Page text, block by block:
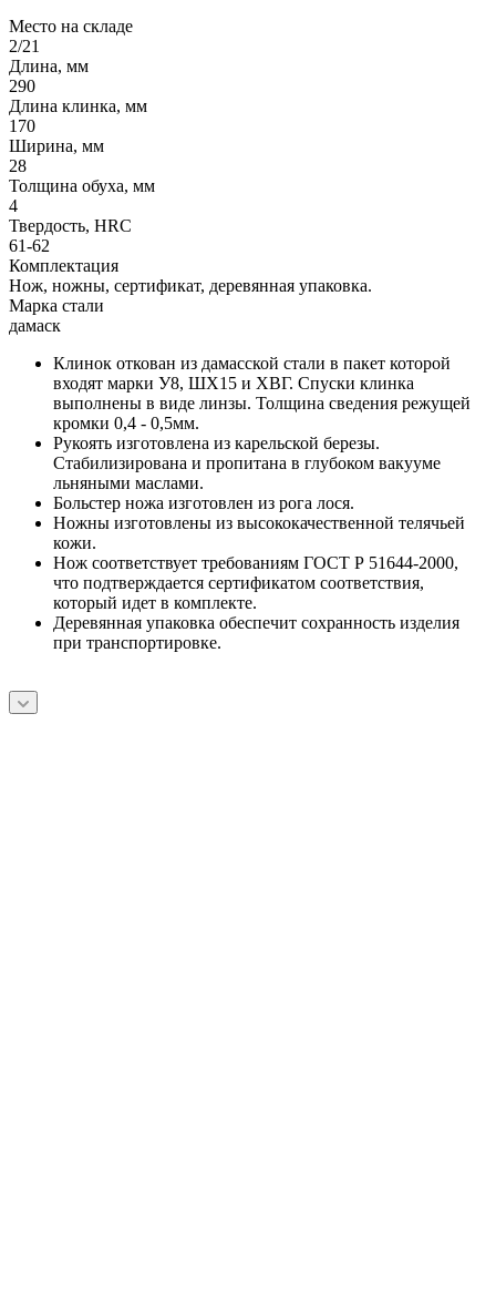
Место на складе
2/21
Длина, мм
290
Длина клинка, мм
170
Ширина, мм
28
Толщина обуха, мм
4
Твердость, HRC
61-62
Комплектация
Нож, ножны, сертификат, деревянная упаковка.
Марка стали
дамаск
Клинок откован из дамасской стали в пакет которой
входят марки У8, ШХ15 и ХВГ. Спуски клинка
выполнены в виде линзы. Толщина сведения режущей
кромки 0,4 - 0,5мм.
Рукоять изготовлена из карельской березы.
Стабилизирована и пропитана в глубоком вакууме
льняными маслами.
Больстер ножа изготовлен из рога лося.
Ножны изготовлены из высококачественной телячьей
кожи.
Нож соответствует требованиям ГОСТ Р 51644-2000,
что подтверждается сертификатом соответствия,
который идет в комплекте.
Деревянная упаковка обеспечит сохранность изделия
при транспортировке.